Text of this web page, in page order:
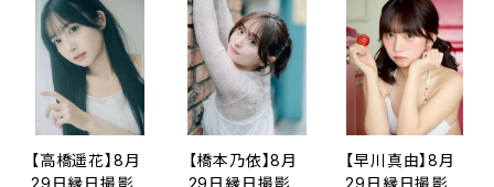
【高橋遥花】8月
【橋本乃依】8月
【早川真由】8月